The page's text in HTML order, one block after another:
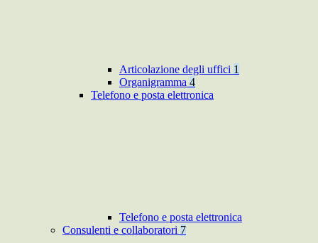
Articolazione degli uffici 1
Organigramma 4
Telefono e posta elettronica
Telefono e posta elettronica
Consulenti e collaboratori 7